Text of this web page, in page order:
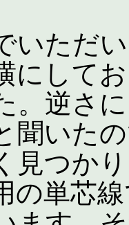
いただ
にして
。逆さ
聞いた
見つか
の単芯